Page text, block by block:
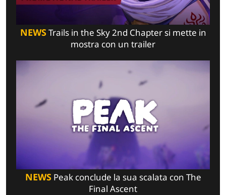
NEWSTrails in the Sky 2nd Chapter si mette in
mostra con un trailer
NEWSPeak conclude la sua scalata con The
Final Ascent